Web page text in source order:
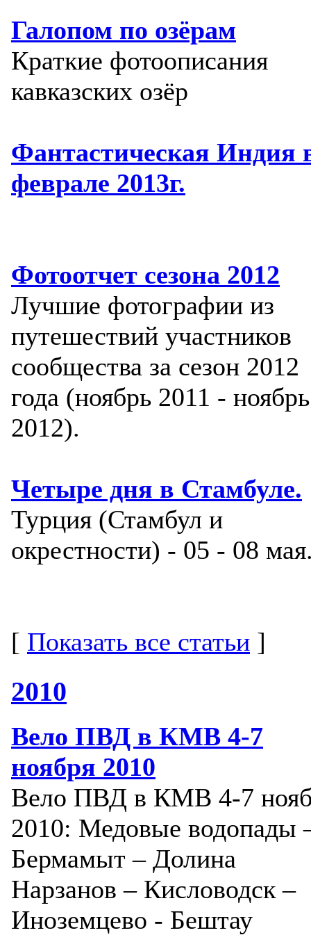
Галопом по озёрам
Краткие фотоописания
кавказских озёр
Фантастическая Индия
феврале 2013г.
Фотоотчет сезона 2012
Лучшие фотографии из
путешествий участников
сообщества за сезон 2012
года (ноябрь 2011 - ноябрь
2012).
Четыре дня в Стамбуле.
Турция (Стамбул и
окрестности) - 05 - 08
[ Показать все статьи ]
2010
Вело ПВД в КМВ 4-7
ноября 2010
Вело ПВД в КМВ 4-7
2010: Медовые водопады
Бермамыт – Долина
Нарзанов – Кисловодск –
Иноземцево - Бештау